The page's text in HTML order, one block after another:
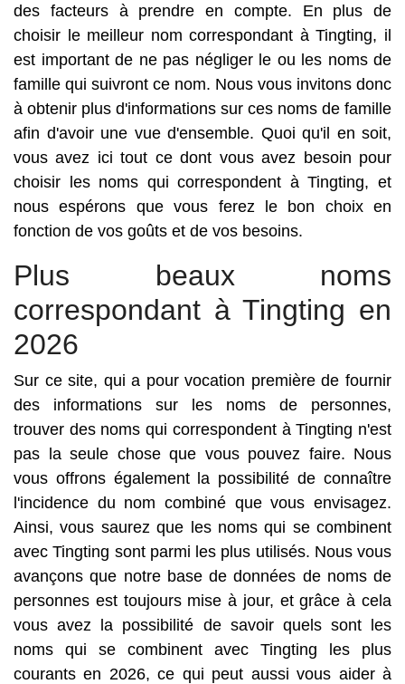
des facteurs à prendre en compte. En plus de
choisir le meilleur nom correspondant à Tingting, il
est important de ne pas négliger le ou les noms de
famille qui suivront ce nom. Nous vous invitons donc
à obtenir plus d'informations sur ces noms de famille
afin d'avoir une vue d'ensemble. Quoi qu'il en soit,
vous avez ici tout ce dont vous avez besoin pour
choisir les noms qui correspondent à Tingting, et
nous espérons que vous ferez le bon choix en
fonction de vos goûts et de vos besoins.
Plus beaux noms
correspondant à Tingting en
2026
Sur ce site, qui a pour vocation première de fournir
des informations sur les noms de personnes,
trouver des noms qui correspondent à Tingting n'est
pas la seule chose que vous pouvez faire. Nous
vous offrons également la possibilité de connaître
l'incidence du nom combiné que vous envisagez.
Ainsi, vous saurez que les noms qui se combinent
avec Tingting sont parmi les plus utilisés. Nous vous
avançons que notre base de données de noms de
personnes est toujours mise à jour, et grâce à cela
vous avez la possibilité de savoir quels sont les
noms qui se combinent avec Tingting les plus
courants en 2026, ce qui peut aussi vous aider à